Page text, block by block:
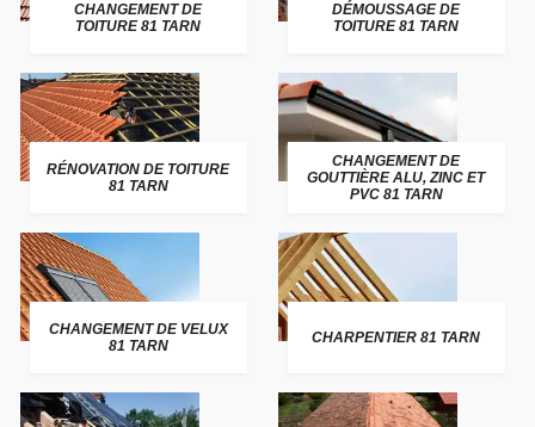
CHANGEMENT DE
TOITURE 81 TARN
DÉMOUSSAGE DE
TOITURE 81 TARN
RÉNOVATION DE TOITURE
81 TARN
CHANGEMENT DE
GOUTTIÈRE ALU, ZINC ET
PVC 81 TARN
CHANGEMENT DE VELUX
81 TARN
CHARPENTIER 81 TARN